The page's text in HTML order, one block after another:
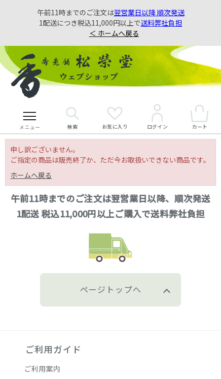
午前11時までのご注文は翌営業日以降 順次発送
1配送につき税込11,000円以上で送料弊社負担
＜ ホームへ戻る
メニュー 検索 お気に入り ログイン カート
申し訳ございません。
ご指定の商品は販売終了か、ただ今お取扱いできない商品です。
ホームへ戻る
午前11時までのご注文は翌営業日以降、順次発送
1配送 税込11,000円以上ご購入で送料弊社負担
ページトップへ
ご利用ガイド
ご利用案内